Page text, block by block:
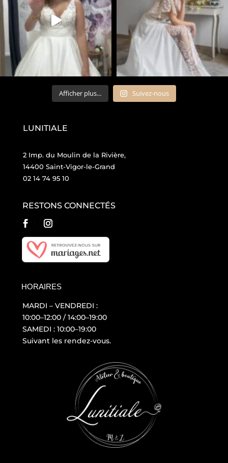
Afficher plus... Suivez-nous
LUNITIALE
2 Imp. du Moulin de la Rivière,
14400 Saint-Vigor-le-Grand
02 14 74 95 10
RESTONS CONNECTÉS
HORAIRES
MARDI – VENDREDI :
10:00–12:00 / 14:00–19:00
SAMEDI : 10:00–19:00
Suivant les rendez-vous.